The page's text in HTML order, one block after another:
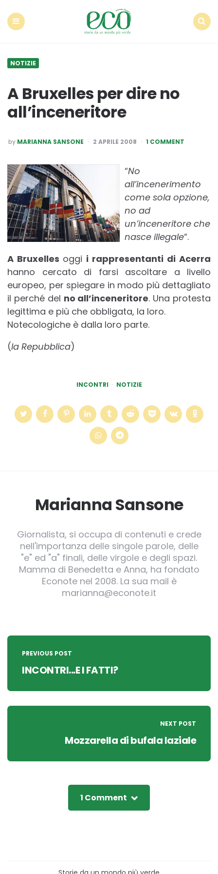
NOTIZIE
A Bruxelles per dire no
all’inceneritore
POSTED
BY
by MARIANNA SANSONE 2 APRILE 2008 1 COMMENT
“No
all’incenerimento
come sola opzione,
no ad
un’inceneritore che
nasce illegale“.
A Bruxelles oggi i rappresentanti di Acerra
hanno cercato di farsi ascoltare a livello
europeo, per spiegare in modo più dettagliato
il perché del no all’inceneritore. Una protesta
legittima e più che obbligata, la loro.
Notecologiche è dalla loro parte.
(la Repubblica)
INCONTRI NOTIZIE
Marianna Sansone
Giornalista, si occupa di contenuti e crede
nell'importanza delle singole parole, delle
"e" ed "a" finali, delle virgole e degli spazi.
Mamma di Benedetta e Anna, ha fondato
Econote nel 2008. La sua mail è
marianna@econote.it
Post
navigation
PREVIOUS POST
INCONTRI...E I FATTI?
NEXT POST
Mozzarella di bufala laziale
1 Comment